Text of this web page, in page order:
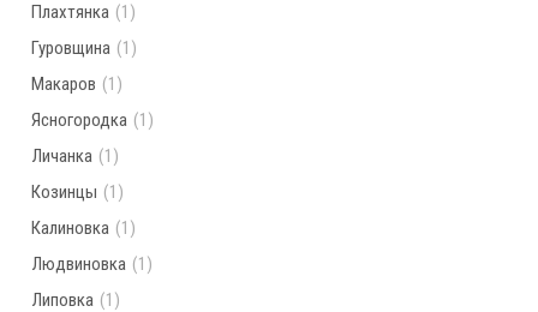
Плахтянка (1)
Гуровщина (1)
Макаров (1)
Ясногородка (1)
Личанка (1)
Козинцы (1)
Калиновка (1)
Людвиновка (1)
Липовка (1)